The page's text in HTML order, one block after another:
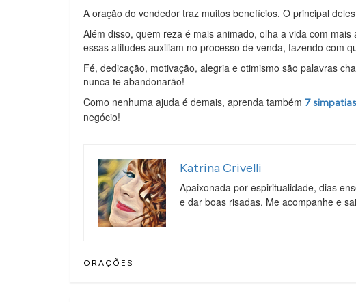
A oração do vendedor traz muitos benefícios. O principal
Além disso, quem reza é mais animado, olha a vida com
essas atitudes auxiliam no processo de venda, fazendo com
Fé, dedicação, motivação, alegria e otimismo são palavras
nunca te abandonarão!
Como nenhuma ajuda é demais, aprenda também 7
negócio!
Katrina Crivelli
Apaixonada por espiritualidade, dias
e dar boas risadas. Me acompanhe e
ORAÇÕES